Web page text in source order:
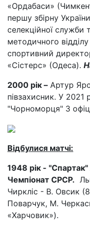
«Ордабаси»
першу збірну
селекційної
методичного
спортивний
«Сістерс» (Одеса).
2000 рік – Артур
півзахисник. У 2021
"Чорноморця" 3
Відбулися матчі:
1948 рік -
Чемпіонат СРСР.
Чиркліс - В. Овсик
Поварчук, М.
«Харчовик»).